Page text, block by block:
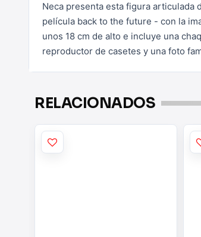
Neca presenta esta figura articulada
película back to the future - con la
unos 18 cm de alto e incluye una
reproductor de casetes y una foto
RELACIONADOS